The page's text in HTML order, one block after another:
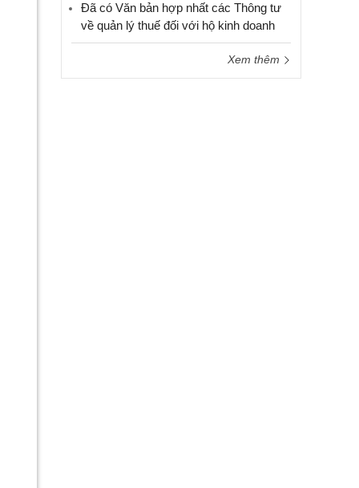
Đã có Văn bản hợp nhất các Thông tư
về quản lý thuế đối với hộ kinh doanh
Xem thêm